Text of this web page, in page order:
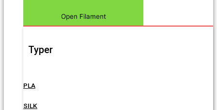
Open Filament
Typer
PLA
SILK